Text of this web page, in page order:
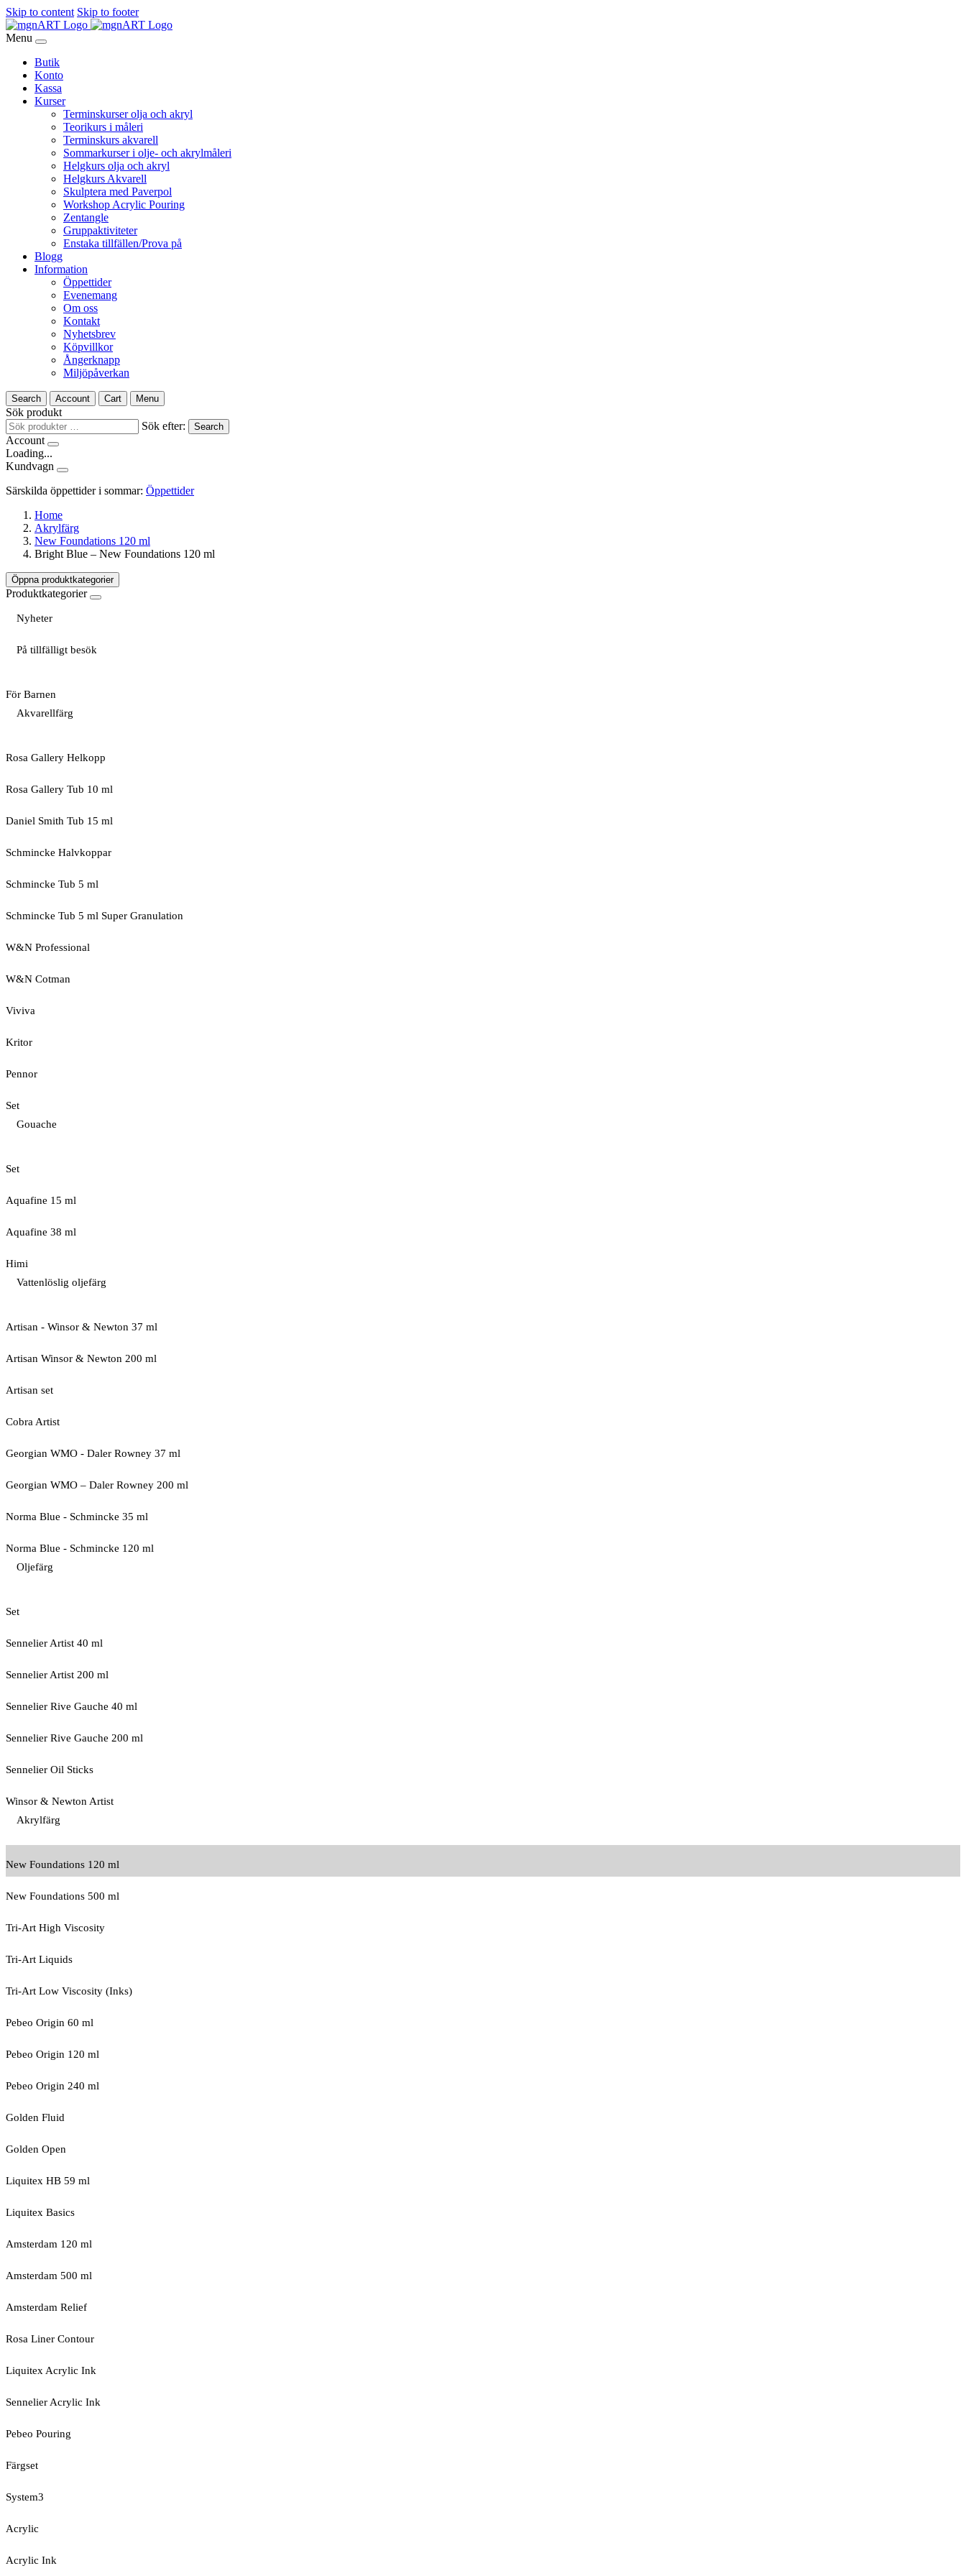
Skip to content Skip to footer
Menu
Butik
Konto
Kassa
Kurser
Terminskurser olja och akryl
Teorikurs i måleri
Terminskurs akvarell
Sommarkurser i olje- och akrylmåleri
Helgkurs olja och akryl
Helgkurs Akvarell
Skulptera med Paverpol
Workshop Acrylic Pouring
Zentangle
Gruppaktiviteter
Enstaka tillfällen/Prova på
Blogg
Information
Öppettider
Evenemang
Om oss
Kontakt
Nyhetsbrev
Köpvillkor
Ångerknapp
Miljöpåverkan
Search Account Cart Menu
Sök produkt
Sök efter:
Search
Account
Loading...
Kundvagn
Särskilda öppettider i sommar: Öppettider
Home
Akrylfärg
New Foundations 120 ml
Bright Blue – New Foundations 120 ml
Öppna produktkategorier
Produktkategorier
Nyheter
På tillfälligt besök
För Barnen
Akvarellfärg
Rosa Gallery Helkopp
Rosa Gallery Tub 10 ml
Daniel Smith Tub 15 ml
Schmincke Halvkoppar
Schmincke Tub 5 ml
Schmincke Tub 5 ml Super Granulation
W&N Professional
W&N Cotman
Viviva
Kritor
Pennor
Set
Gouache
Set
Aquafine 15 ml
Aquafine 38 ml
Himi
Vattenlöslig oljefärg
Artisan - Winsor & Newton 37 ml
Artisan Winsor & Newton 200 ml
Artisan set
Cobra Artist
Georgian WMO - Daler Rowney 37 ml
Georgian WMO – Daler Rowney 200 ml
Norma Blue - Schmincke 35 ml
Norma Blue - Schmincke 120 ml
Oljefärg
Set
Sennelier Artist 40 ml
Sennelier Artist 200 ml
Sennelier Rive Gauche 40 ml
Sennelier Rive Gauche 200 ml
Sennelier Oil Sticks
Winsor & Newton Artist
Akrylfärg
New Foundations 120 ml
New Foundations 500 ml
Tri-Art High Viscosity
Tri-Art Liquids
Tri-Art Low Viscosity (Inks)
Pebeo Origin 60 ml
Pebeo Origin 120 ml
Pebeo Origin 240 ml
Golden Fluid
Golden Open
Liquitex HB 59 ml
Liquitex Basics
Amsterdam 120 ml
Amsterdam 500 ml
Amsterdam Relief
Rosa Liner Contour
Liquitex Acrylic Ink
Sennelier Acrylic Ink
Pebeo Pouring
Färgset
System3
Acrylic
Acrylic Ink